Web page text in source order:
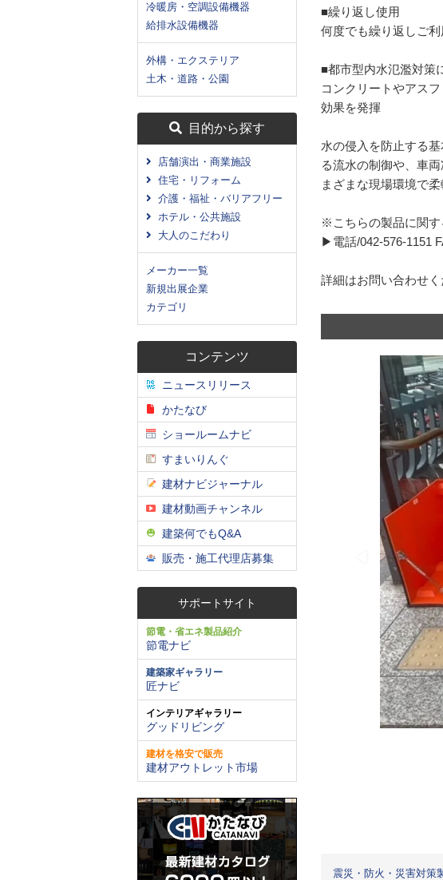
冷暖房・空調設備機器
給排水設備機器
外構・エクステリア
土木・道路・公園
目的から探す
店舗演出・商業施設
住宅・リフォーム
介護・福祉・バリアフリー
ホテル・公共施設
大人のこだわり
メーカー一覧
新規出展企業
カテゴリ
コンテンツ
ニュースリリース
かたなび
ショールームナビ
すまいりんぐ
建材ナビジャーナル
建材動画チャンネル
建築何でもQ&A
販売・施工代理店募集
サポートサイト
節電・省エネ製品紹介
節電ナビ
建築家ギャラリー
匠ナビ
インテリアギャラリー
グッドリビング
建材を格安で販売
建材アウトレット市場
■繰り返し使用
何度でも繰り返しご
■都市型内水氾濫対策
コンクリートやアス
効果を発揮
水の侵入を防止する
る流水の制御や、車
まざまな現場環境で
※こちらの製品に関
▶電話/042-576-1151
詳細はお問い合わせく
震災・防火・災害対策